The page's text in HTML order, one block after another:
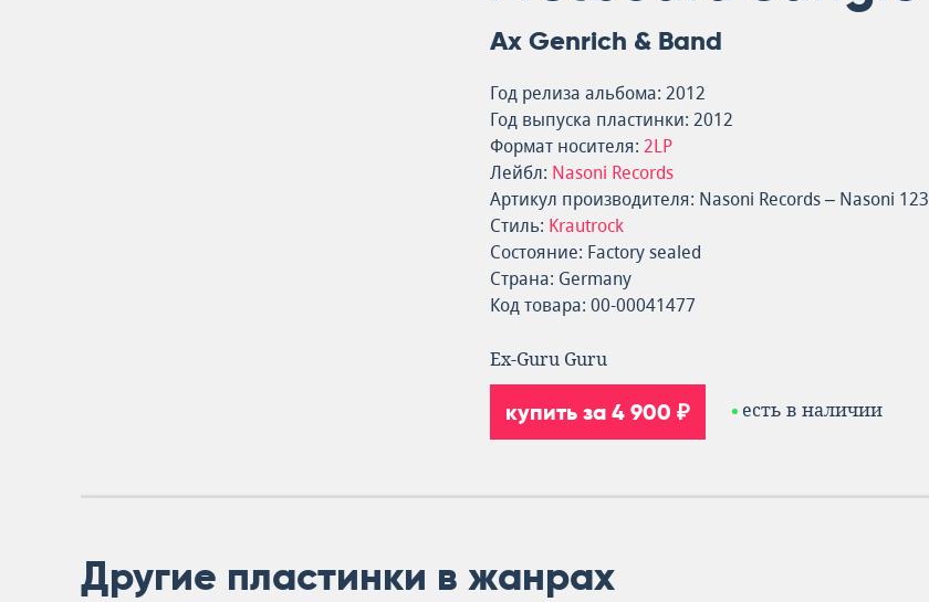
Ax Genrich & Band
Год релиза альбома: 2012
Год выпуска пластинки: 2012
Формат носителя: 2LP
Лейбл: Nasoni Records
Артикул производителя: Nasoni Records – Nasoni 123
Стиль: Krautrock
Состояние: Factory sealed
Страна: Germany
Код товара: 00-00041477
Ex-Guru Guru
купить за 4 900 ₽ есть в наличии
Другие пластинки в жанрах